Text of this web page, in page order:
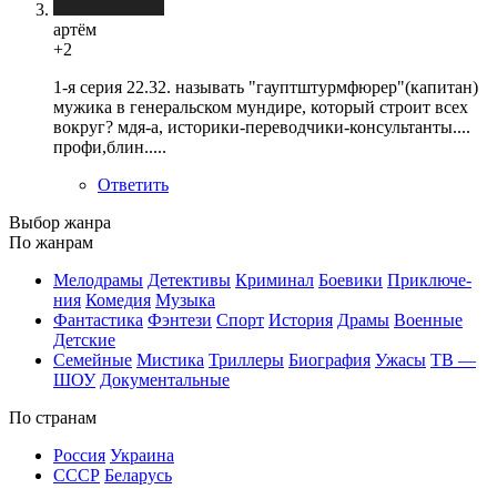
артём
+2
1-я серия 22.32. называть "гауптштурмфюрер"(капитан)
мужика в генеральском мундире, который строит всех
вокруг? мдя-а, историки-переводчики-консультанты....
профи,блин.....
Ответить
Вы­бор жан­ра
По жан­рам
Ме­ло­дра­мы Де­тек­ти­вы Кри­ми­нал Бое­ви­ки При­клю­че­
ния Ко­ме­дия Му­зы­ка
Фан­та­сти­ка Фэн­те­зи Спорт Ис­то­рия Дра­мы Во­ен­ные
Дет­ские
Се­мей­ные Мис­ти­ка Трил­ле­ры Био­гра­фия Ужа­сы ТВ —
ШОУ До­ку­мен­таль­ные
По стра­нам
Рос­сия Ук­раи­на
СССР Бе­ла­русь